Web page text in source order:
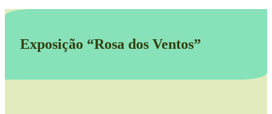
Exposição “Rosa dos Ventos”